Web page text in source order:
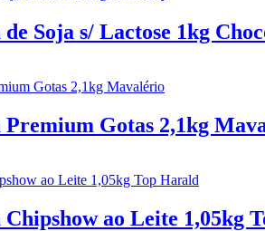
Soja s/ Lactose 1kg
Gotas 2,1kg
ao Leite 1,05kg